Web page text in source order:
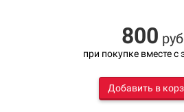
800
при покупке вместе с
Добавить в